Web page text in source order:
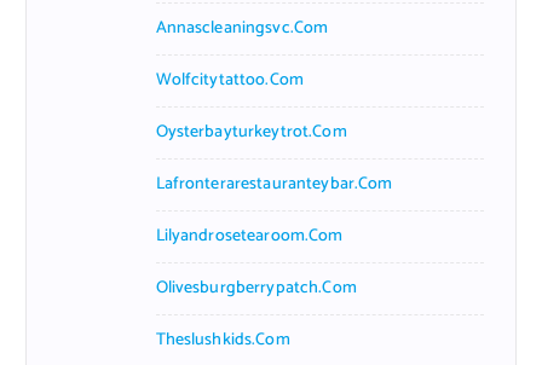
Annascleaningsvc.com
Wolfcitytattoo.com
Oysterbayturkeytrot.com
Lafronterarestauranteybar.com
Lilyandrosetearoom.com
Olivesburgberrypatch.com
Theslushkids.com